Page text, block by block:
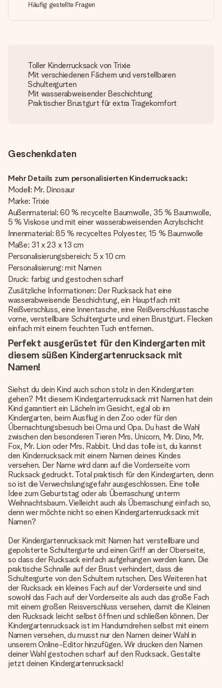
Häufig gestellte Fragen
Toller Kinderrucksack von Trixie
Mit verschiedenen Fächern und verstellbaren
Schultergurten
Mit wasserabweisender Beschichtung
Praktischer Brustgurt für extra Tragekomfort
Geschenkdaten
Mehr Details zum personalisierten Kinderrucksack:
Modell: Mr. Dinosaur
Marke: Trixie
Außenmaterial: 60 % recycelte Baumwolle, 35 % Baumwolle,
5 % Viskose und mit einer wasserabweisenden Acrylschicht
Innenmaterial: 85 % recyceltes Polyester, 15 % Baumwolle
Maße: 31 x 23 x 13 cm
Personalisierungsbereich: 5 x 10 cm
Personalisierung: mit Namen
Druck: farbig und gestochen scharf
Zusätzliche Informationen: Der Rucksack hat eine
wasserabweisende Beschichtung, ein Hauptfach mit
Reißverschluss, eine Innentasche, eine Reißverschlusstasche
vorne, verstellbare Schultergurte und einen Brustgurt. Flecken
einfach mit einem feuchten Tuch entfernen.
Perfekt ausgerüstet für den Kindergarten mit
diesem süßen Kindergartenrucksack mit
Namen!
Siehst du dein Kind auch schon stolz in den Kindergarten
gehen? Mit diesem Kindergartenrucksack mit Namen hat dein
Kind garantiert ein Lächeln im Gesicht, egal ob im
Kindergarten, beim Ausflug in den Zoo oder für den
Übernachtungsbesuch bei Oma und Opa. Du hast die Wahl
zwischen den besonderen Tieren Mrs. Unicorn, Mr. Dino, Mr.
Fox, Mr. Lion oder Mrs. Rabbit. Und das tolle ist, du kannst
den Kinderrucksack mit einem Namen deines Kindes
versehen. Der Name wird dann auf die Vorderseite vom
Rucksack gedruckt. Total praktisch für den Kindergarten, denn
so ist die Verwechslungsgefahr ausgeschlossen. Eine tolle
Idee zum Geburtstag oder als Überraschung unterm
Weihnachtsbaum. Vielleicht auch als Überraschung einfach so,
denn wer möchte nicht so einen Kindergartenrucksack mit
Namen?
Der Kindergartenrucksack mit Namen hat verstellbare und
gepolsterte Schultergurte und einen Griff an der Oberseite,
so dass der Rucksack einfach aufgehangen werden kann. Die
praktische Schnalle auf der Brust verhindert, dass die
Schultergurte von den Schultern rutschen. Des Weiteren hat
der Rucksack ein kleines Fach auf der Vorderseite und sind
sowohl das Fach auf der Vorderseite als auch das große Fach
mit einem großen Reisverschluss versehen, damit die Kleinen
den Rucksack leicht selbst öffnen und schließen können. Der
Kindergartenrucksack ist im Handumdrehen selbst mit einem
Namen versehen, du musst nur den Namen deiner Wahl in
unserem Online-Editor hinzufügen. Wir drucken den Namen
deiner Wahl gestochen scharf auf den Rucksack. Gestalte
jetzt deinen Kindergartenrucksack!